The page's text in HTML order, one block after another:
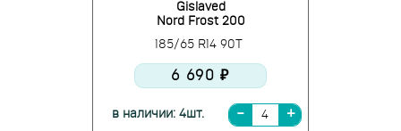
Gislaved
Nord Frost 200
185/65 R14 90T
6 690 ₽
в наличии: 4шт.